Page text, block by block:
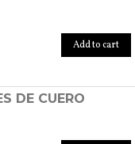
Add to cart
DE CUERO